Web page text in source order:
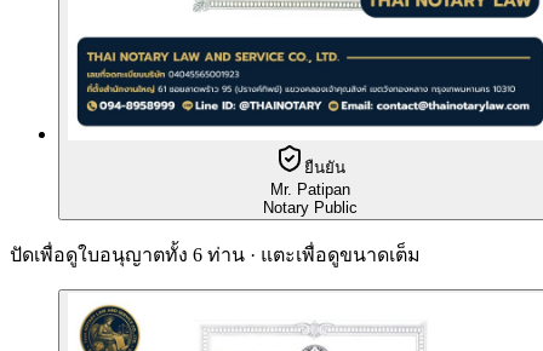
ยืนยัน
Mr. Patipan
Notary Public
ปัดเพื่อดูใบอนุญาตทั้ง 6 ท่าน · แตะเพื่อดูขนาดเต็ม